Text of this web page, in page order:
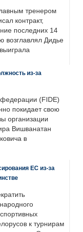
тренером
контракт,
последних 14
возглавлял Дидье
из-за
(FIDE)
покидает свою
организации
Вишванатан
в
ЕС из-за
к турнирам